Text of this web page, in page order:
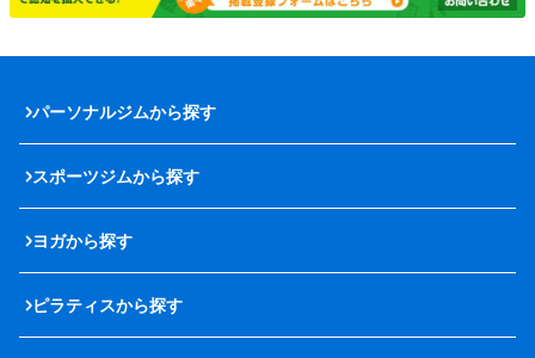
パーソナルジムから探す
スポーツジムから探す
ヨガから探す
ピラティスから探す